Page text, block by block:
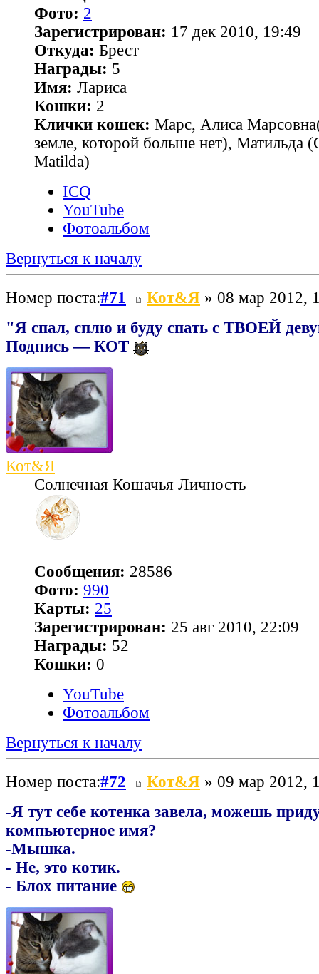
Фото: 2
Зарегистрирован: 17 дек 2010, 19:49
Откуда: Брест
Награды: 5
Имя: Лариса
Кошки: 2
Клички кошек: Марс, Алиса
земле, которой больше нет), Матильда
Matilda)
ICQ
YouTube
Фотоальбом
Вернуться к началу
Номер поста:#71 Кот&Я » 08 мар 2012,
"Я спал, сплю и буду спать с ТВОЕЙ
Подпись — КОТ
Кот&Я
Солнечная Кошачья Личность
Сообщения: 28586
Фото: 990
Карты: 25
Зарегистрирован: 25 авг 2010, 22:09
Награды: 52
Кошки: 0
YouTube
Фотоальбом
Вернуться к началу
Номер поста:#72 Кот&Я » 09 мар 2012,
-Я тут себе котенка завела, можешь
компьютерное имя?
-Мышка.
- Не, это котик.
- Блох питание